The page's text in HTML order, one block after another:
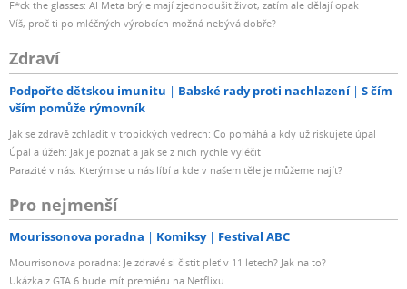
F*ck the glasses: AI Meta brýle mají zjednodušit život, zatím ale dělají opak
Víš, proč ti po mléčných výrobcích možná nebývá dobře?
Zdraví
Podpořte dětskou imunitu Babské rady proti nachlazení
S čím
vším pomůže rýmovník
Jak se zdravě zchladit v tropických vedrech: Co pomáhá a kdy už riskujete úpal
Úpal a úžeh: Jak je poznat a jak se z nich rychle vyléčit
Parazité v nás: Kterým se u nás líbí a kde v našem těle je můžeme najít?
Pro nejmenší
Mourissonova poradna Komiksy Festival ABC
Mourrisonova poradna: Je zdravé si čistit pleť v 11 letech? Jak na to?
Ukázka z GTA 6 bude mít premiéru na Netflixu